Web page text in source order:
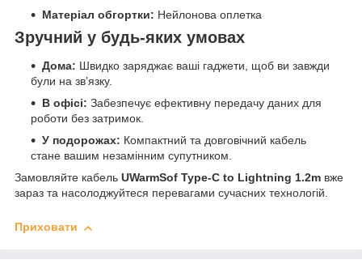
Матеріал обгортки: Нейлонова оплетка
Зручний у будь-яких умовах
Дома: Швидко заряджає ваші гаджети, щоб ви завжди
були на зв’язку.
В офісі: Забезпечує ефективну передачу даних для
роботи без затримок.
У подорожах: Компактний та довговічний кабель
стане вашим незамінним супутником.
Замовляйте кабель UWarmSof Type-C to Lightning 1.2m вже
зараз та насолоджуйтеся перевагами сучасних технологій.
Приховати